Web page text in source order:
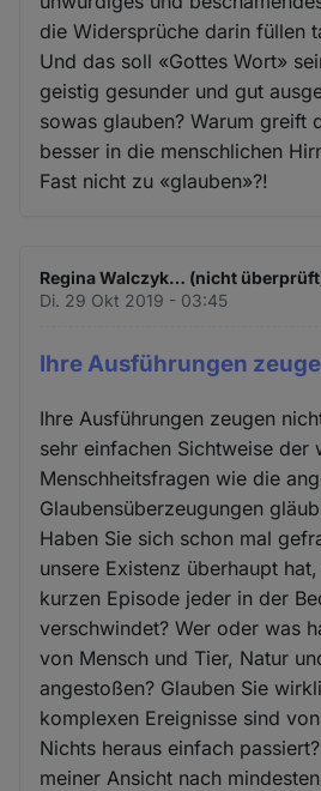
die Widersprüche darin füllen
Und das soll «Gottes Wort»
geistig gesunder und gut
sowas glauben? Warum greift
besser in die menschlichen
Fast nicht zu «glauben»?!
Regina Walczyk… (nicht
Di. 29 Okt 2019 - 03:45
Ihre Ausführungen
Ihre Ausführungen zeugen
sehr einfachen Sichtweise der
Menschheitsfragen wie die
Glaubensüberzeugungen
Haben Sie sich schon mal
unsere Existenz überhaupt
kurzen Episode jeder in der
verschwindet? Wer oder was
von Mensch und Tier, Natur
angestoßen? Glauben Sie
komplexen Ereignisse sind
Nichts heraus einfach
meiner Ansicht nach